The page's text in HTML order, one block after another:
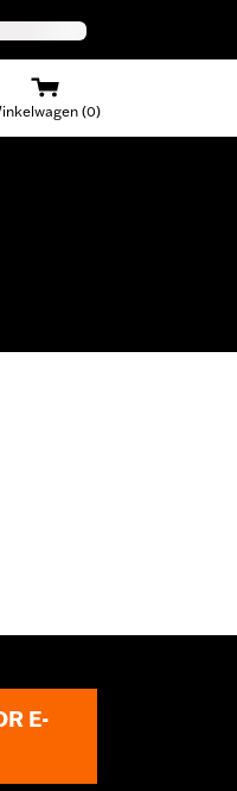
(0)
E-